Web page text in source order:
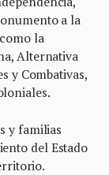
a la
la
Alternativa
y Combativas,
y familias
del Estado